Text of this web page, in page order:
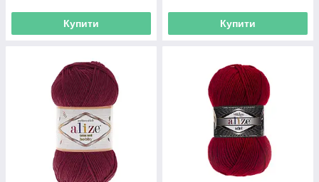
Купити Купити